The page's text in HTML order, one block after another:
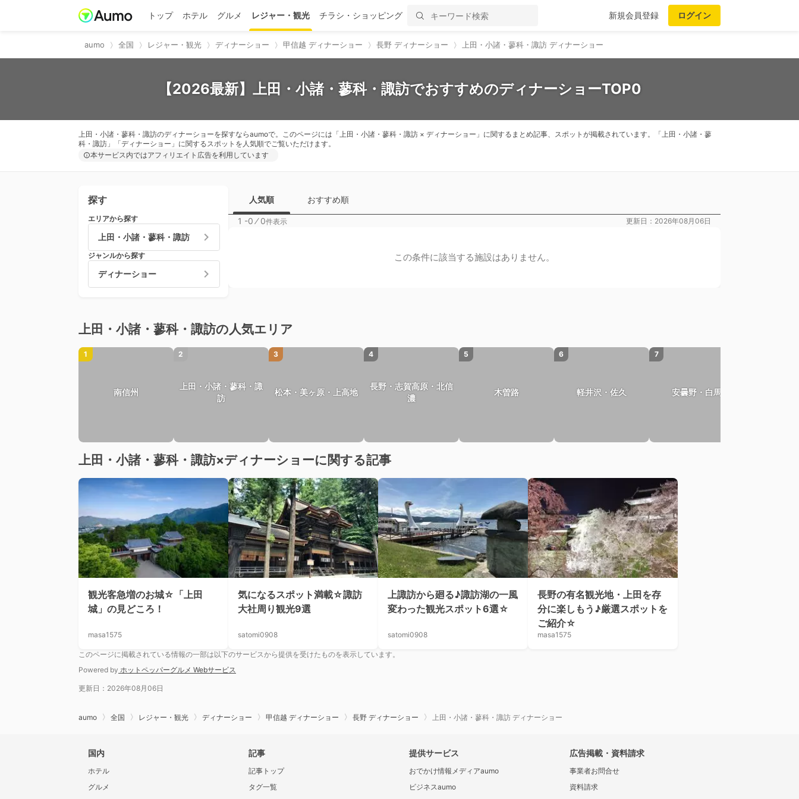
トップ ホテル グルメ レジャー・観光 チラシ・ショッピング 新規会員登録 ログイン
aumo 全国 レジャー・観光 ディナーショー 甲信越 ディナーショー 長野 ディナーショー 上田・小諸・蓼科・諏訪 ディナーショー
【2026最新】上田・小諸・蓼科・諏訪でおすすめのディナーショーTOP0
上田・小諸・蓼科・諏訪のディナーショーを探すならaumoで。このページには「上田・小諸・蓼科・諏訪 × ディナーショー」に関するまとめ記事、スポットが掲載されています。「上田・小諸・蓼
科・諏訪」「ディナーショー」に関するスポットを人気順でご覧いただけます。
本サービス内ではアフィリエイト広告を利用しています
探す
エリアから探す
上田・小諸・蓼科・諏訪
ジャンルから探す
ディナーショー
人気順 おすすめ順
1 -0 ⁄0件表示 更新日：2026年08月06日
この条件に該当する施設はありません。
上田・小諸・蓼科・諏訪の人気エリア
1
南信州
2
上田・小諸・蓼科・諏
訪
3
松本・美ヶ原・上高地
4
長野・志賀高原・北信
濃
5
木曽路
6
軽井沢・佐久
7
安曇野・白馬
上田・小諸・蓼科・諏訪×ディナーショーに関する記事
観光客急増のお城☆「上田
城」の見どころ！
masa1575
気になるスポット満載☆諏訪
大社周り観光9選
satomi0908
上諏訪から廻る♪諏訪湖の一風
変わった観光スポット6選☆
satomi0908
長野の有名観光地・上田を存
分に楽しもう♪厳選スポットを
ご紹介☆
masa1575
このページに掲載されている情報の一部は以下のサービスから提供を受けたものを表示しています。
Powered by ホットペッパーグルメ Webサービス
更新日：2026年08月06日
aumo 全国 レジャー・観光 ディナーショー 甲信越 ディナーショー 長野 ディナーショー 上田・小諸・蓼科・諏訪 ディナーショー
国内
ホテル
グルメ
記事
記事トップ
タグ一覧
提供サービス
おでかけ情報メディアaumo
ビジネスaumo
広告掲載・資料請求
事業者お問合せ
資料請求